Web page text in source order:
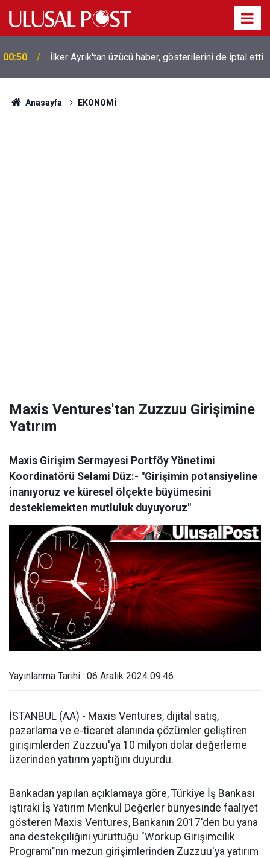
00:39
Liverpool efsanesi Mısırlı yıldız Mohamed Salah
Trabzonspor ile anlaştı! Yarın geliyor
Anasayfa EKONOMİ
Maxis Ventures'tan Zuzzuu Girişimine
Yatırım
Maxis Girişim Sermayesi Portföy Yönetimi
Koordinatörü Selami Düz:- "Girişimin potansiyeline
inanıyoruz ve küresel ölçekte büyümesini
desteklemekten mutluluk duyuyoruz"
Yayınlanma Tarihi : 06 Aralık 2024 09:46
İSTANBUL (AA) - Maxis Ventures, dijital satış,
pazarlama ve e-ticaret alanında çözümler geliştiren
girişimlerden Zuzzuu'ya 10 milyon dolar değerleme
üzerinden yatırım yaptığını duyurdu.
Bankadan yapılan açıklamaya göre, Türkiye İş Bankası
iştiraki İş Yatırım Menkul Değerler bünyesinde faaliyet
gösteren Maxis Ventures, Bankanın 2017'den bu yana
ana destekçiliğini yürüttüğü "Workup Girişimcilik
Programı"nın mezun girişimlerinden Zuzzuu'ya yatırım